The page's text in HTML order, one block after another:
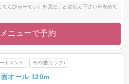
てんびゅーてぃ）を見た」とお伝え下さい※初めて
ニューで予約
トメント その他(リラク)
オール 120m